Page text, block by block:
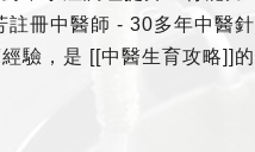
註冊中醫師 - 30多年中醫針
驗，是 [[中醫生育攻略]]的